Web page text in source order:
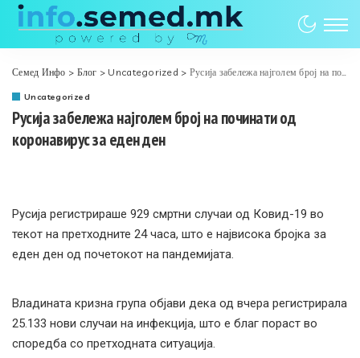
Семед Инфо > Блог > Uncategorized > Русија забележа најголем број на починати од коронавирус за еден ден
Uncategorized
Русија забележа најголем број на починати од
коронавирус за еден ден
Русија регистрираше 929 смртни случаи од Ковид-19 во
текот на претходните 24 часа, што е највисока бројка за
еден ден од почетокот на пандемијата.
Владината кризна група објави дека од вчера регистрирала
25.133 нови случаи на инфекција, што е благ пораст во
споредба со претходната ситуација.